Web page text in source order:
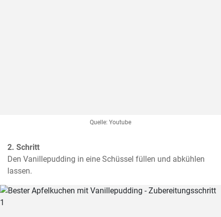
Quelle: Youtube
2. Schritt
Den Vanillepudding in eine Schüssel füllen und abkühlen
lassen.